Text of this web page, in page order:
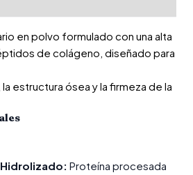
en polvo formulado con una alta
de colágeno, diseñado para
estructura ósea y la firmeza de la
Proteína procesada